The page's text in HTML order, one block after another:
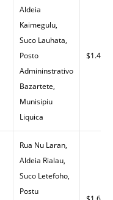
Aldeia
Kaimegulu,
Suco Lauhata,
Posto
Admininstrativo
Bazartete,
Munisipiu
Liquica
$1.45
Rua Nu Laran,
Aldeia Rialau,
Suco Letefoho,
Postu